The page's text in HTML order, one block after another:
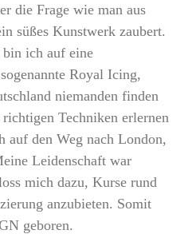
die Frage wie man aus
süßes Kunstwerk zaubert.
ich auf eine
Royal Icing,
niemanden finden
Techniken erlernen
auf den Weg nach London,
Leidenschaft war
mich dazu, Kurse rund
anzubieten. Somit
geboren.